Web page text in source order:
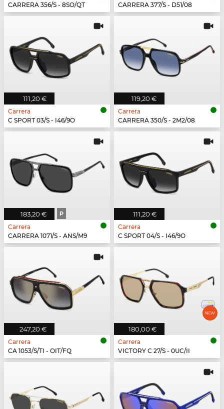
CARRERA 356/S - 8SO/QT
CARRERA 377/S - D51/08
111,20 €
Carrera
C SPORT 03/S - I46/9O
119,20 €
Carrera
CARRERA 350/S - 2M2/08
183,20 € P
Carrera
CARRERA 1071/S - ANS/M9
111,20 €
Carrera
C SPORT 04/S - I46/9O
247,20 €
Carrera
CA 1053/S/TI - OIT/FQ
180,00 €
Carrera
VICTORY C 27/S - 0UC/II